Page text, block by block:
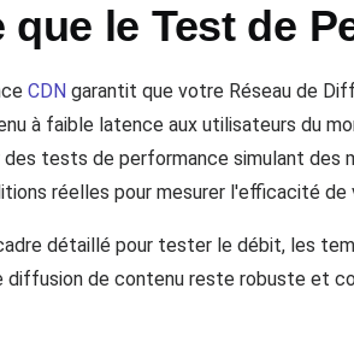
et temps de connexion, depuis 26 régions.
que le Test de
CDN garantit que votre Réseau de
à faible latence aux utilisateurs du
tests de performance simulant des
réelles pour mesurer l'efficacité de
détaillé pour tester le débit, les
diffusion de contenu reste robuste et